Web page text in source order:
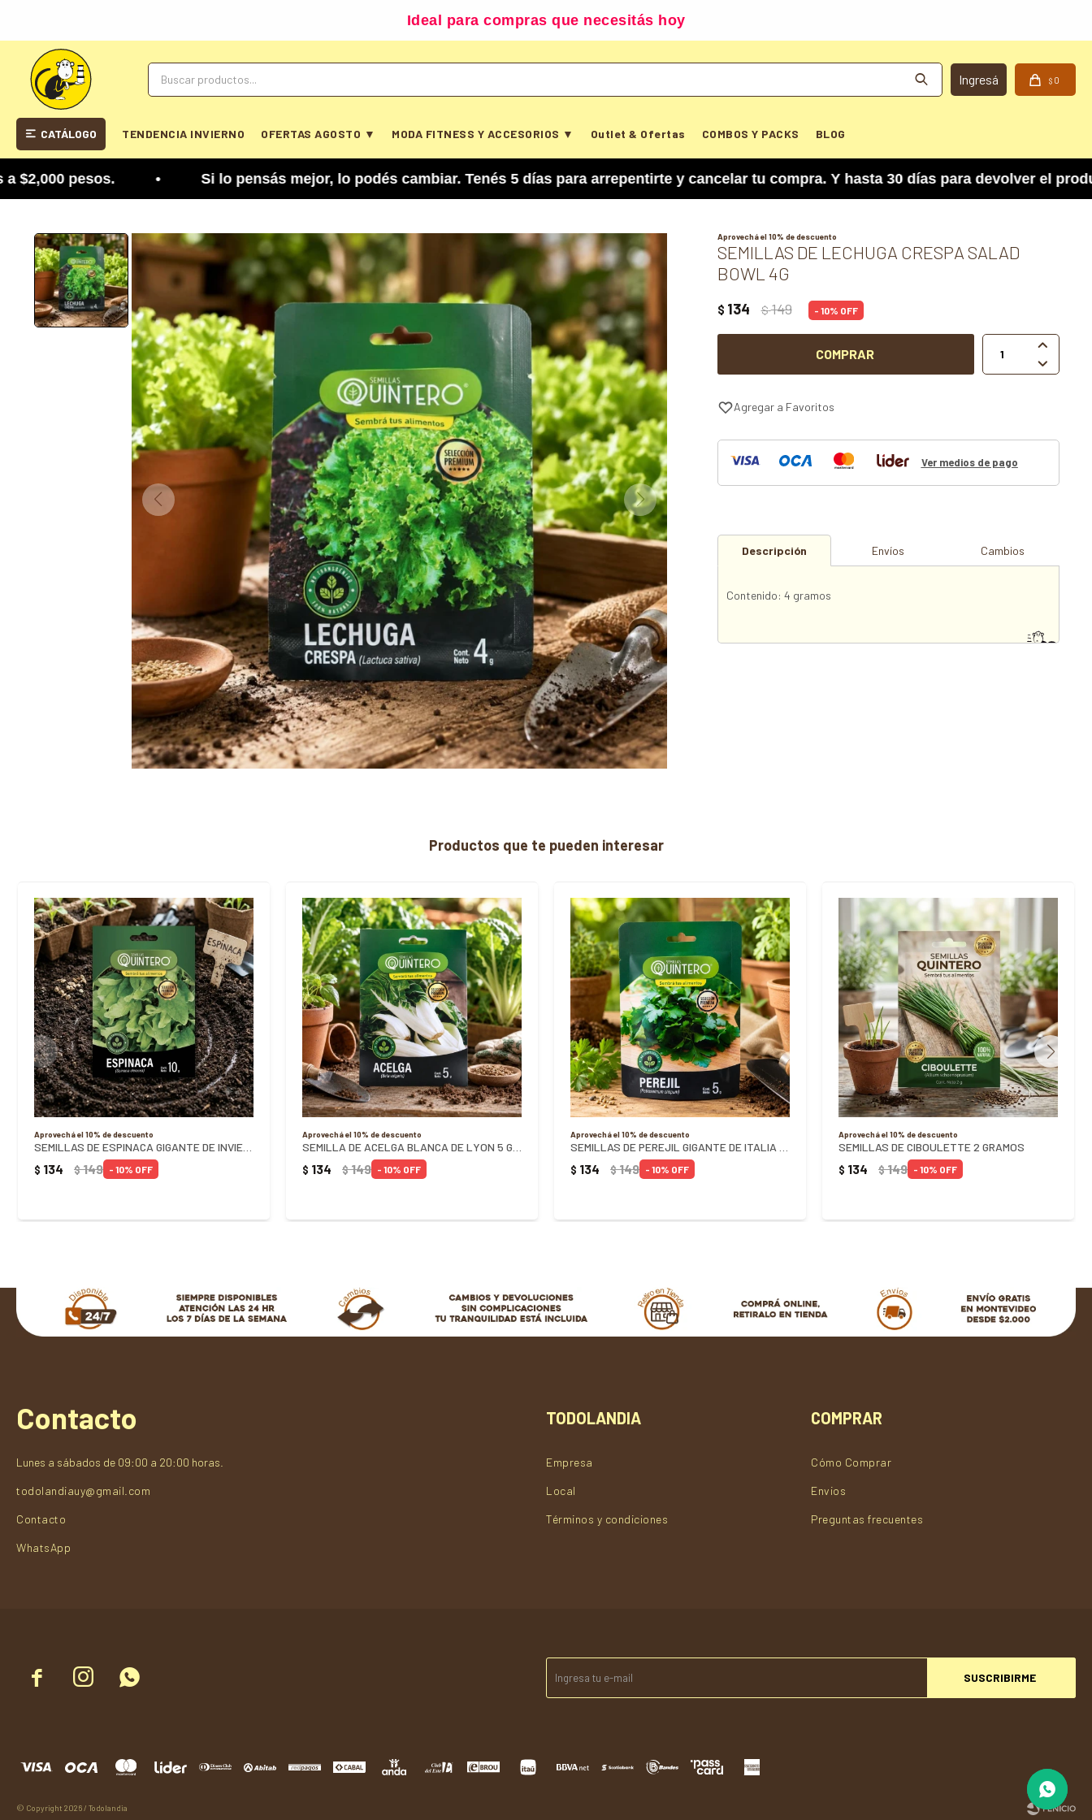
Ideal para compras que necesitás hoy
CATÁLOGO TENDENCIA INVIERNO OFERTAS AGOSTO ▼ MODA FITNESS Y ACCESORIOS ▼ Outlet & Ofertas COMBOS Y PACKS BLOG
$ 0
pesos. • Si lo pensás mejor, lo podés cambiar. Tenés 5 días para arrepentirte y cancelar tu compra. Y hasta 30 días para devolver el
Aprovechá el 10% de descuento
SEMILLAS DE LECHUGA CRESPA SALAD
BOWL 4G
$ 134 $149 10
COMPRAR


Ver medios de pago
Descripción Envíos Cambios
Contenido: 4 gramos
Productos que te pueden interesar
Aprovechá el 10% de descuento
$ 134 $149 10
Aprovechá el 10% de descuento
$ 134 $149 10
Aprovechá el 10% de descuento
$ 134 $149 10
Aprovechá el 10% de descuento
SEMILLAS DE CIBOULETTE 2 GRAMOS
$ 134 $149 10
   SUSCRIBIRME
Contacto
Lunes a sábados de 09:00 a 20:00 horas.
todolandiauy@gmail.com
Contacto
WhatsApp
TODOLANDIA
Empresa
Local
Términos y condiciones
COMPRAR
Cómo Comprar
Envios
Preguntas frecuentes
© Copyright 2026 / Todolandia